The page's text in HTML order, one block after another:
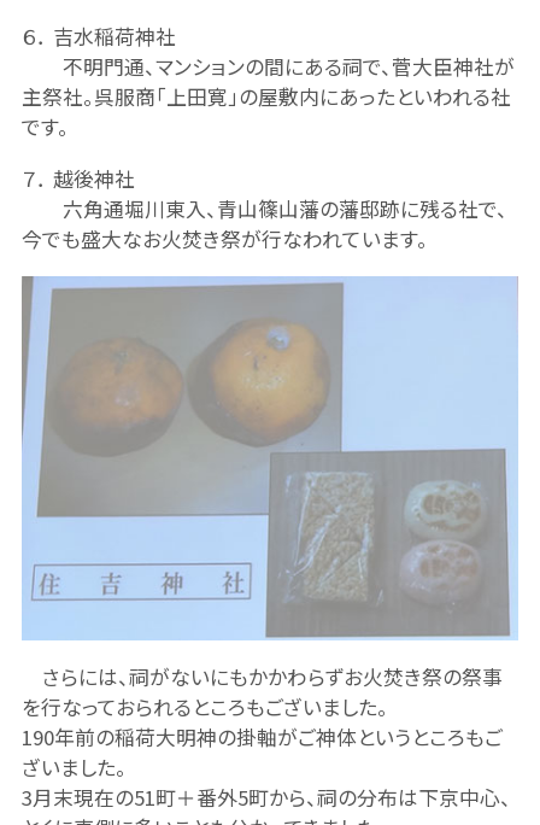
６． 吉水稲荷神社
不明門通、マンションの間にある祠で、菅大臣神社が
主祭社。呉服商「上田寛」の屋敷内にあったといわれる社
です。
７． 越後神社
六角通堀川東入、青山篠山藩の藩邸跡に残る社で、
今でも盛大なお火焚き祭が行なわれています。
さらには、祠がないにもかかわらずお火焚き祭の祭事
を行なっておられるところもございました。
190年前の稲荷大明神の掛軸がご神体というところもご
ざいました。
3月末現在の51町＋番外5町から、祠の分布は下京中心、